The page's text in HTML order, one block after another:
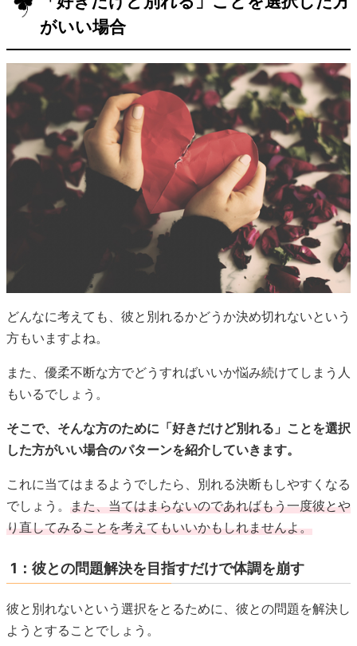
がいい場合
どんなに考えても、彼と別れるかどうか決め切れないという
方もいますよね。
また、優柔不断な方でどうすればいいか悩み続けてしまう人
もいるでしょう。
そこで、そんな方のために「好きだけど別れる」ことを選択
した方がいい場合のパターンを紹介していきます。
これに当てはまるようでしたら、別れる決断もしやすくなる
でしょう。 また、当てはまらないのであればもう一度彼とや
り直してみることを考えてもいいかもしれませんよ。
1：彼との問題解決を目指すだけで体調を崩す
彼と別れないという選択をとるために、彼との問題を解決し
ようとすることでしょう。